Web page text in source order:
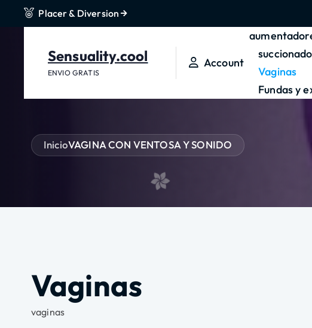
Placer & Diversion
Sensuality.cool
ENVIO GRATIS
Account
Vaginas
Fundas y
InicioVAGINA CON VENTOSA Y SONIDO
Vaginas
vaginas